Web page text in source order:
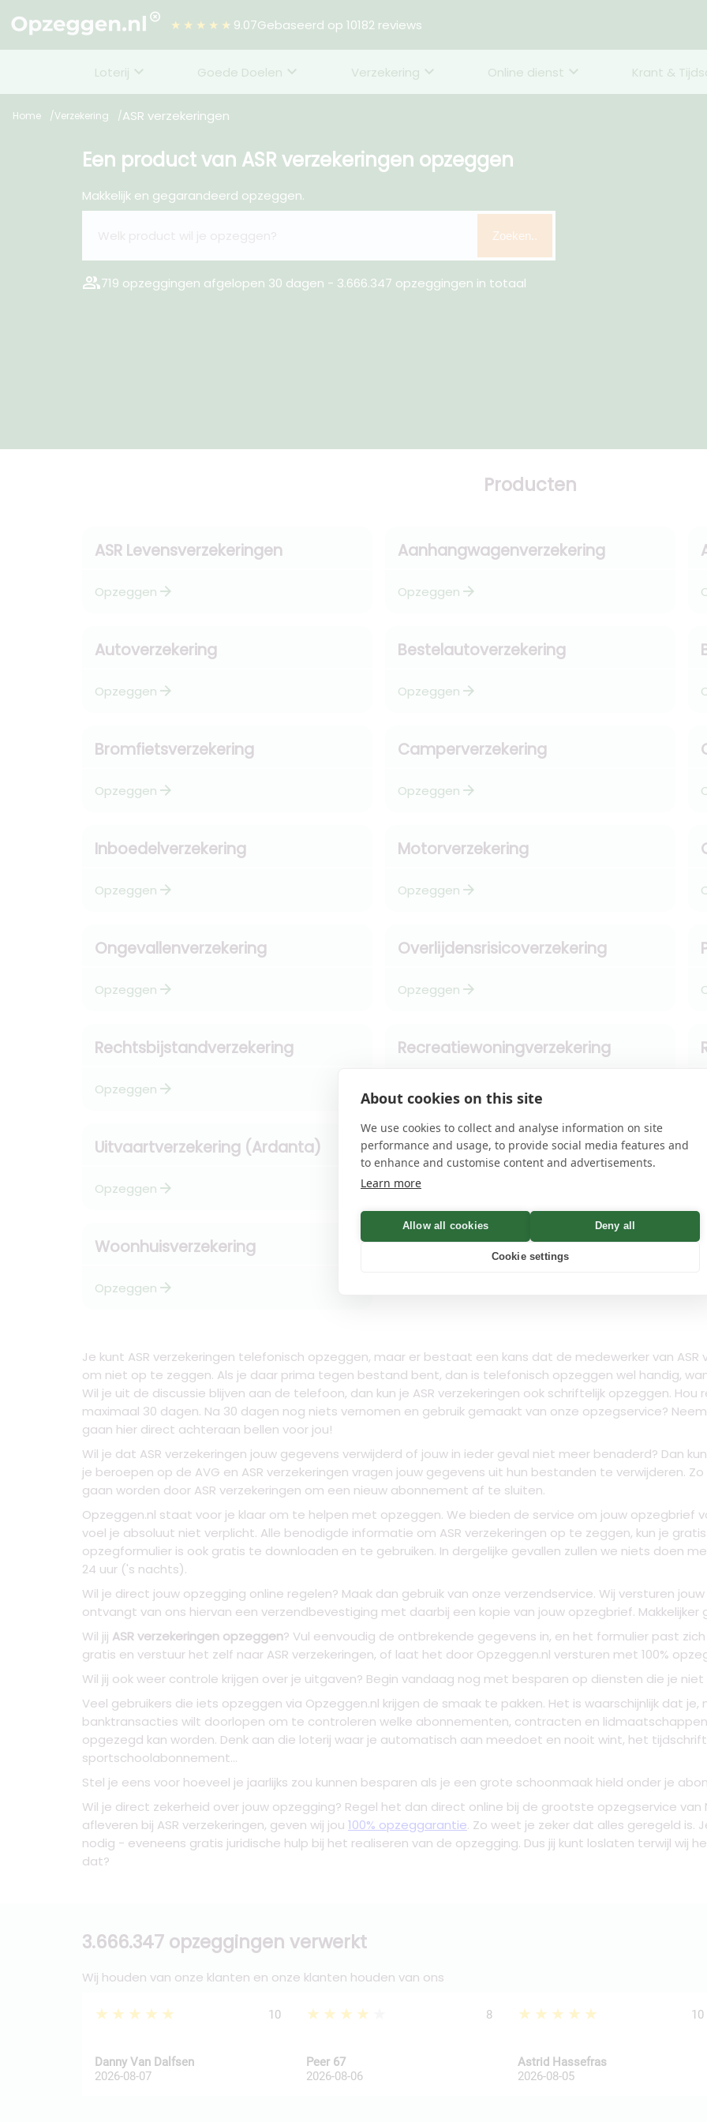
About cookies on this site
We use cookies to collect and analyse information on site
performance and usage, to provide social media features and
to enhance and customise content and advertisements.
Learn more
Allow all cookies Deny all
Cookie settings
★★★★★ 9.07Gebaseerd op 10182 reviews
Loterij Goede Doelen Verzekering Online dienst Krant &
Home Verzekering ASR verzekeringen
Een product van ASR verzekeringen opzeggen
Makkelijk en gegarandeerd opzeggen.
Zoeken..
group719 opzeggingen afgelopen 30 dagen - 3.666.347 opzeggingen in totaal
Producten
ASR Levensverzekeringen
Opzeggen arrow_forward
Aanhangwagenverzekering
Opzeggen arrow_forward
Autoverzekering
Opzeggen arrow_forward
Bestelautoverzekering
Opzeggen arrow_forward
Bromfietsverzekering
Opzeggen arrow_forward
Camperverzekering
Opzeggen arrow_forward
Inboedelverzekering
Opzeggen arrow_forward
Motorverzekering
Opzeggen arrow_forward
Ongevallenverzekering
Opzeggen arrow_forward
Overlijdensrisicoverzekering
Opzeggen arrow_forward
Rechtsbijstandverzekering
Opzeggen arrow_forward
Recreatiewoningverzekering
Opzeggen
Uitvaartverzekering (Ardanta)
Opzeggen arrow_forward
Verzekering
Opzeggen
Woonhuisverzekering
Opzeggen arrow_forward
Je kunt ASR verzekeringen telefonisch opzeggen, maar er bestaat een kans dat de medewerker van
om niet op te zeggen. Als je daar prima tegen bestand bent, dan is telefonisch opzeggen wel handig,
Wil je uit de discussie blijven aan de telefoon, dan kun je ASR verzekeringen ook schriftelijk opzeggen.
maximaal 30 dagen. Na 30 dagen nog niets vernomen en gebruik gemaakt van onze opzegservice?
gaan hier direct achteraan bellen voor jou!
Wil je dat ASR verzekeringen jouw gegevens verwijderd of jouw in ieder geval niet meer benaderd? Dan
je beroepen op de AVG en ASR verzekeringen vragen jouw gegevens uit hun bestanden te verwijderen.
gaan worden door ASR verzekeringen om een nieuw abonnement af te sluiten.
Opzeggen.nl staat voor je klaar om te helpen met opzeggen. We bieden de service om jouw opzegbrief
voel je absoluut niet verplicht. Alle benodigde informatie om ASR verzekeringen op te zeggen, kun je
opzegformulier is ook gratis te downloaden en te gebruiken. In dergelijke gevallen zullen we niets doen
24 uur ('s nachts).
Wil je direct jouw opzegging online regelen? Maak dan gebruik van onze verzendservice. Wij versturen
ontvangt van ons hiervan een verzendbevestiging met daarbij een kopie van jouw opzegbrief.
Wil jij ASR verzekeringen opzeggen? Vul eenvoudig de ontbrekende gegevens in, en het formulier past
gratis en verstuur het zelf naar ASR verzekeringen, of laat het door Opzeggen.nl versturen met 100%
Wil jij ook weer controle krijgen over je uitgaven? Begin vandaag nog met besparen op diensten die je
Veel gebruikers die iets opzeggen via Opzeggen.nl krijgen de smaak te pakken. Het is waarschijnlijk dat je,
banktransacties wilt doorlopen om te controleren welke abonnementen, contracten en
opgezegd kan worden. Denk aan die loterij waar je automatisch aan meedoet en nooit wint, het
sportschoolabonnement...
Stel je eens voor hoeveel je jaarlijks zou kunnen besparen als je een grote schoonmaak hield onder je
Wil je direct zekerheid over jouw opzegging? Regel het dan direct online bij de grootste opzegservice
afleveren bij ASR verzekeringen, geven wij jou 100% opzeggarantie. Zo weet je zeker dat alles geregeld is.
nodig - eveneens gratis juridische hulp bij het realiseren van de opzegging. Dus jij kunt loslaten terwijl wij
dat?
3.666.347 opzeggingen verwerkt
Wij houden van onze klanten en onze klanten houden van ons
★★★★★ 10
Danny Van Dalfsen
2026-08-07
★★★★★ 8
Peer 67
2026-08-06
★★★★★ 10
Astrid Hassefras
2026-08-05